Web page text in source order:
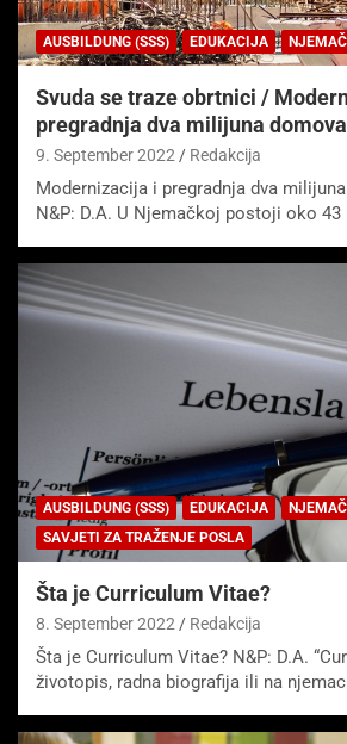
AUSBILDUNG (SSS) EDUKACIJA
Svuda se traze obrtnici /
pregradnja dva milijuna
9. September 2022 Redakcija
Modernizacija i pregradnja dva
N&P: D.A. U Njemačkoj postoji oko
AUSBILDUNG (SSS) EDUKACIJA
SAVJETI ZA TRAŽENJE POSLA
Šta je Curriculum Vitae?
8. September 2022 Redakcija
Šta je Curriculum Vitae? N&P: D.A.
životopis, radna biografija ili na